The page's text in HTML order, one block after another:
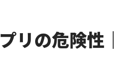
とiOS間でデータ転送
データ転送
4MeKey - アクティベーションロッ
4uKey - iOSパスワード管理
リの危険性